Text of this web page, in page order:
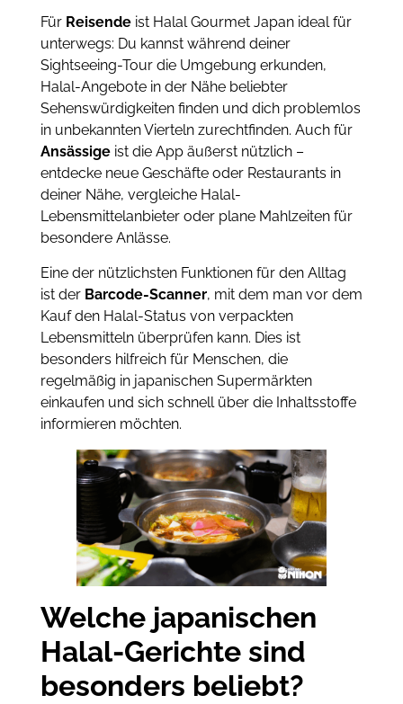
Für Reisendeist Halal Gourmet Japan ideal für
unterwegs: Du kannst während deiner
Sightseeing-Tour die Umgebung erkunden,
Halal-Angebote in der Nähe beliebter
Sehenswürdigkeiten finden und dich problemlos
in unbekannten Vierteln zurechtfinden. Auch für
Ansässigeist die App äußerst nützlich –
entdecke neue Geschäfte oder Restaurants in
deiner Nähe, vergleiche Halal-
Lebensmittelanbieter oder plane Mahlzeiten für
besondere Anlässe.
Eine der nützlichsten Funktionen für den Alltag
ist der Barcode-Scanner, mit dem man vor dem
Kauf den Halal-Status von verpackten
Lebensmitteln überprüfen kann. Dies ist
besonders hilfreich für Menschen, die
regelmäßig in japanischen Supermärkten
einkaufen und sich schnell über die Inhaltsstoffe
informieren möchten.
Welche japanischen
Halal-Gerichte sind
besonders beliebt?